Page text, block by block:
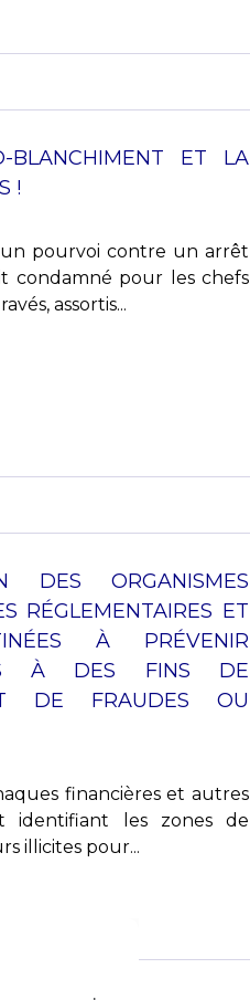
BLANCHIMENT ET LA
!
un pourvoi contre un arrêt
condamné pour les chefs
assortis...
DES ORGANISMES
RÉGLEMENTAIRES ET
À PRÉVENIR
À DES FINS DE
DE FRAUDES OU
financières et autres
identifiant les zones de
illicites pour...